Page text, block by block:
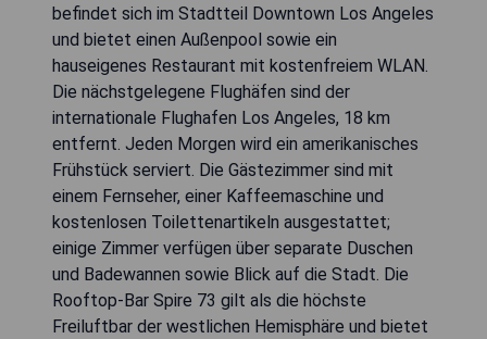
befindet sich im Stadtteil Downtown Los Angeles
und bietet einen Außenpool sowie ein
hauseigenes Restaurant mit kostenfreiem WLAN.
Die nächstgelegene Flughäfen sind der
internationale Flughafen Los Angeles, 18 km
entfernt. Jeden Morgen wird ein amerikanisches
Frühstück serviert. Die Gästezimmer sind mit
einem Fernseher, einer Kaffeemaschine und
kostenlosen Toilettenartikeln ausgestattet;
einige Zimmer verfügen über separate Duschen
und Badewannen sowie Blick auf die Stadt. Die
Rooftop-Bar Spire 73 gilt als die höchste
Freiluftbar der westlichen Hemisphäre und bietet